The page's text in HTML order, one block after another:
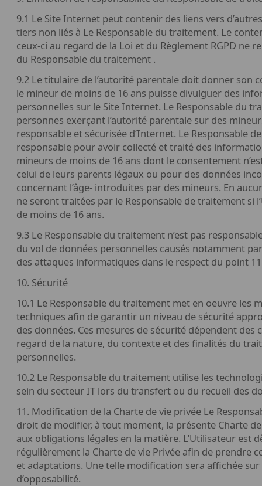
9.1 Le Site Internet peut contenir des liens vers
tiers non liés à Le Responsable du traitement. Le
ceux-ci au regard de la Loi et du Règlement RGPD ne
du Responsable du traitement .
9.2 Le titulaire de l’autorité parentale doit donner son
le mineur de moins de 16 ans puisse divulguer des
personnelles sur le Site Internet. Le Responsable du
personnes exerçant l’autorité parentale sur des
responsable et sécurisée d’Internet. Le Responsable
responsable pour avoir collecté et traité des
mineurs de moins de 16 ans dont le consentement
celui de leurs parents légaux ou pour des données
concernant l’âge- introduites par des mineurs. En
ne seront traitées par le Responsable de traitement si
de moins de 16 ans.
9.3 Le Responsable du traitement n’est pas
du vol de données personnelles causés notamment
des attaques informatiques dans le respect du point
10. Sécurité
10.1 Le Responsable du traitement met en oeuvre les
techniques afin de garantir un niveau de sécurité
des données. Ces mesures de sécurité dépendent des
regard de la nature, du contexte et des finalités du
personnelles.
10.2 Le Responsable du traitement utilise les
sein du secteur IT lors du transfert ou du recueil des
11. Modification de la Charte de vie privée Le
droit de modifier, à tout moment, la présente Charte
aux obligations légales en la matière. L’Utilisateur est
régulièrement la Charte de vie Privée afin de prendre
et adaptations. Une telle modification sera affichée
d’opposabilité.